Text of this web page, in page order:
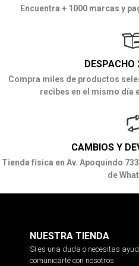
Encuentra + 1000 marcas y
DESPACHO
Compra miles de productos
recibes en el mismo día
CAMBIOS Y
Tienda física en Av. Apoquindo
de
NUESTRA TIENDA
Si es una duda o necesitas
comunicarte con nosotros